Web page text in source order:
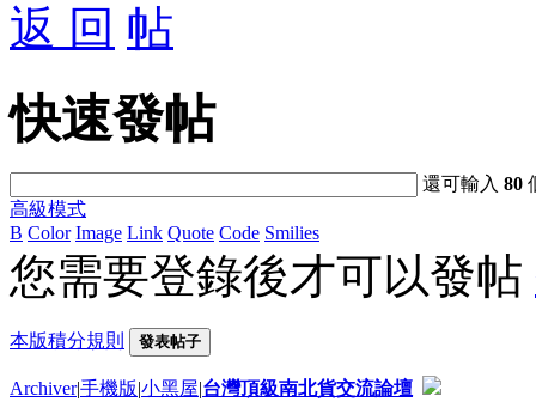
返 回
快速發帖
還可輸入80
高級模式
B Color Image Link Quote Code Smilies
您需要登錄後才可以發帖
本版積分規則 發表帖子
Archiver|手機版|小黑屋|台灣頂級南北貨交流論壇